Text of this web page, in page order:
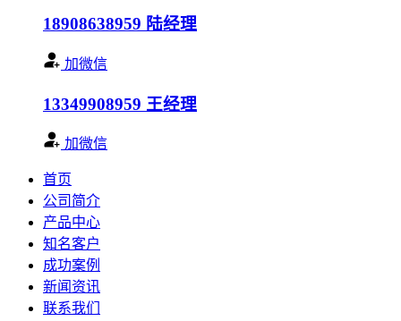
18908638959 陆经理
加微信
13349908959 王经理
加微信
首页
公司简介
产品中心
知名客户
成功案例
新闻资讯
联系我们